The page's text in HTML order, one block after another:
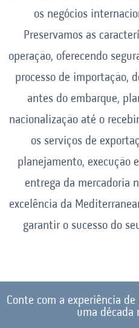
os negócios
Preservamos as
operação, oferecendo
processo de importação,
antes do embarque,
nacionalização até o
os serviços de
planejamento, execução
entrega da mercadoria
excelência da
garantir o sucesso do
Conte com a experiência
uma década